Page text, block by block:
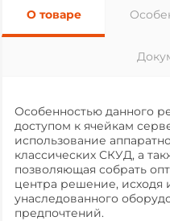
О товаре
Особенностью данного
доступом к ячейкам
использование
классических СКУД, а
позволяющая собрать
центра решение, исходя
унаследованного
предпочтений.